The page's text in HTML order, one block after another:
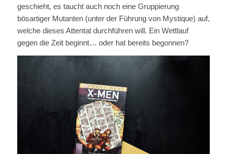
geschieht, es taucht auch noch eine Gruppierung
bösartiger Mutanten (unter der Führung von Mystique) auf,
welche dieses Attentat durchführen will. Ein Wettlauf
gegen die Zeit beginnt… oder hat bereits begonnen?